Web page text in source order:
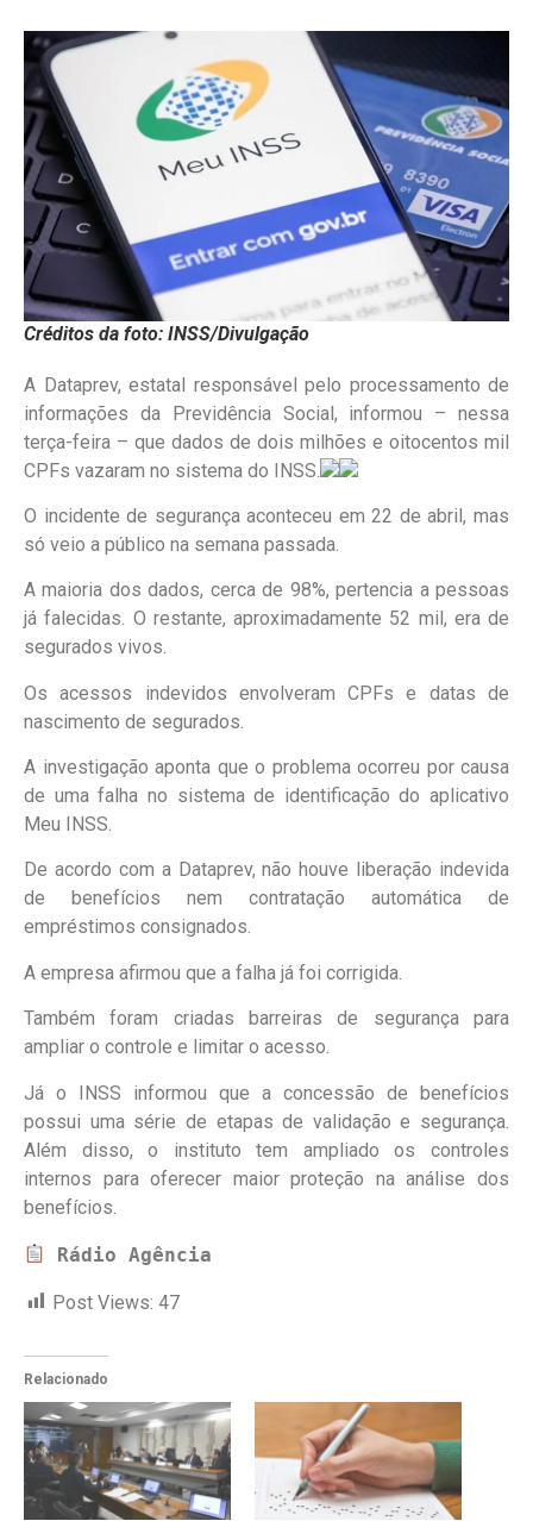
Créditos da foto: INSS/Divulgação
A Dataprev, estatal responsável pelo processamento de
informações da Previdência Social, informou – nessa
terça-feira – que dados de dois milhões e oitocentos mil
CPFs vazaram no sistema do INSS.
O incidente de segurança aconteceu em 22 de abril, mas
só veio a público na semana passada.
A maioria dos dados, cerca de 98%, pertencia a pessoas
já falecidas. O restante, aproximadamente 52 mil, era de
segurados vivos.
Os acessos indevidos envolveram CPFs e datas de
nascimento de segurados.
A investigação aponta que o problema ocorreu por causa
de uma falha no sistema de identificação do aplicativo
Meu INSS.
De acordo com a Dataprev, não houve liberação indevida
de benefícios nem contratação automática de
empréstimos consignados.
A empresa afirmou que a falha já foi corrigida.
Também foram criadas barreiras de segurança para
ampliar o controle e limitar o acesso.
Já o INSS informou que a concessão de benefícios
possui uma série de etapas de validação e segurança.
Além disso, o instituto tem ampliado os controles
internos para oferecer maior proteção na análise dos
benefícios.
Rádio Agência
Post Views: 47
Relacionado